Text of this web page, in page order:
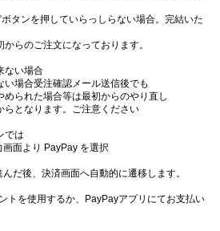
タンを押していらっしらない場合。完結いた
らのご注文になっております。
ない場合
い場合受注確認メール送信後でも
められた場合等は最初からのやり直し
らとなります。ご注意ください
では
画面より PayPay を選択
だ後、決済画面へ自動的に遷移します。
トを使用するか、PayPayアプリにてお支払い